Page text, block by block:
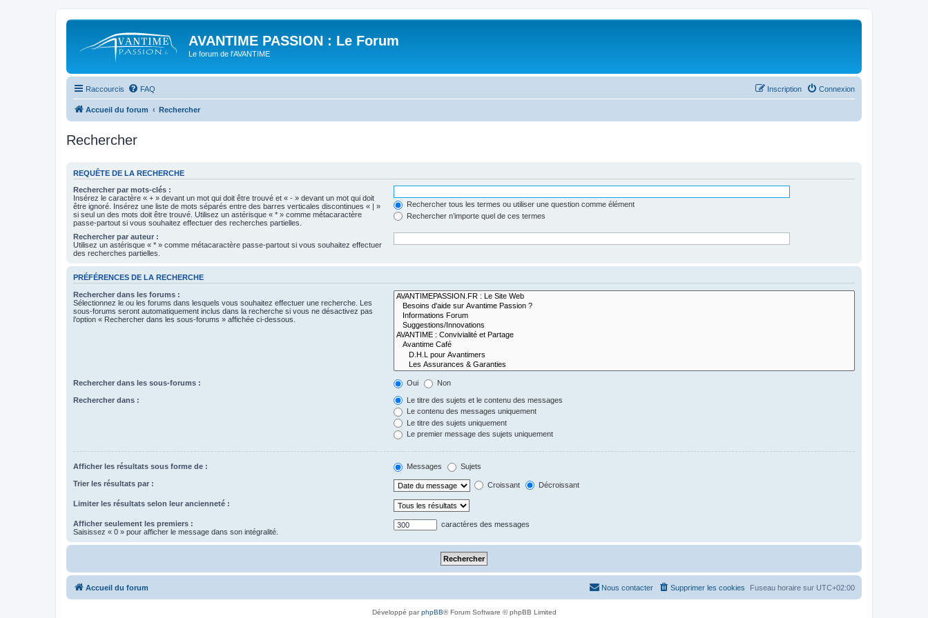
AVANTIME PASSION : Le Forum
Le forum de l'AVANTIME
Raccourcis FAQ Connexion
Inscription
Accueil du forum Rechercher
Rechercher
REQUÊTE DE LA RECHERCHE
Rechercher par mots-clés :
Insérez le caractère « + » devant un mot qui doit être trouvé et « - » devant un mot qui doit
être ignoré. Insérez une liste de mots séparés entre des barres verticales discontinues « | »
si seul un des mots doit être trouvé. Utilisez un astérisque « * » comme métacaractère
passe-partout si vous souhaitez effectuer des recherches partielles.
Rechercher tous les termes ou utiliser une question comme élément
Rechercher n’importe quel de ces termes
Rechercher par auteur :
Utilisez un astérisque « * » comme métacaractère passe-partout si vous souhaitez effectuer
des recherches partielles.
PRÉFÉRENCES DE LA RECHERCHE
Rechercher dans les forums :
Sélectionnez le ou les forums dans lesquels vous souhaitez effectuer une recherche. Les
sous-forums seront automatiquement inclus dans la recherche si vous ne désactivez pas
l’option « Rechercher dans les sous-forums » affichée ci-dessous.
Rechercher dans les sous-forums : Oui Non
Rechercher dans :
Le titre des sujets et le contenu des messages
Le contenu des messages uniquement
Le titre des sujets uniquement
Le premier message des sujets uniquement
Afficher les résultats sous forme de : Messages Sujets
Trier les résultats par : Croissant Décroissant
Limiter les résultats selon leur ancienneté :
Afficher seulement les premiers :
Saisissez « 0 » pour afficher le message dans son intégralité.
caractères des messages
Accueil du forum Fuseau horaire sur UTC+02:00
Supprimer les cookies
Nous contacter
Développé parphpBB® Forum Software © phpBB Limited